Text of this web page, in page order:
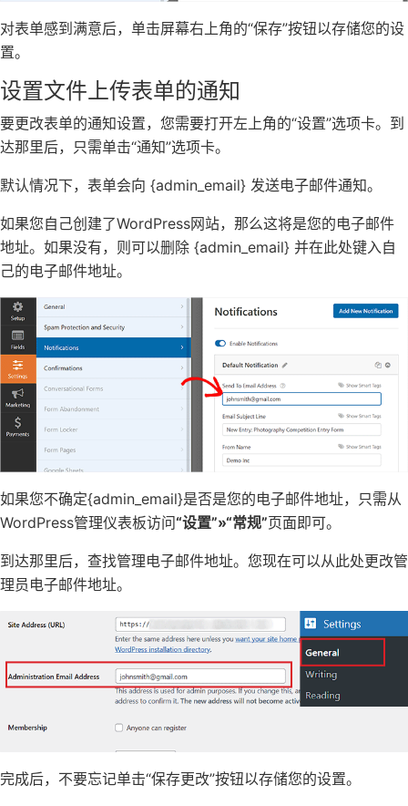
对表单感到满意后，单击屏幕右上角的“保存”按钮以存储您的设
置。
设置文件上传表单的通知
要更改表单的通知设置，您需要打开左上角的“设置”选项卡。到
达那里后，只需单击“通知”选项卡。
默认情况下，表单会向 {admin_email} 发送电子邮件通知。
如果您自己创建了WordPress网站，那么这将是您的电子邮件
地址。如果没有，则可以删除 {admin_email} 并在此处键入自
己的电子邮件地址。
如果您不确定{admin_email}是否是您的电子邮件地址，只需从
WordPress管理仪表板访问“设置”»“常规”页面即可。
到达那里后，查找管理电子邮件地址。您现在可以从此处更改管
理员电子邮件地址。
完成后，不要忘记单击“保存更改”按钮以存储您的设置。